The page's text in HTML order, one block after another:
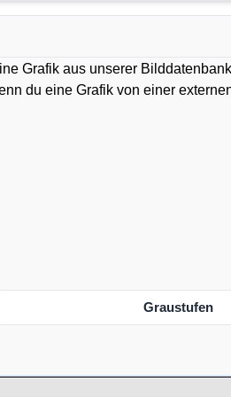
Grafik aus unserer
du eine Grafik von einer
Graustufen